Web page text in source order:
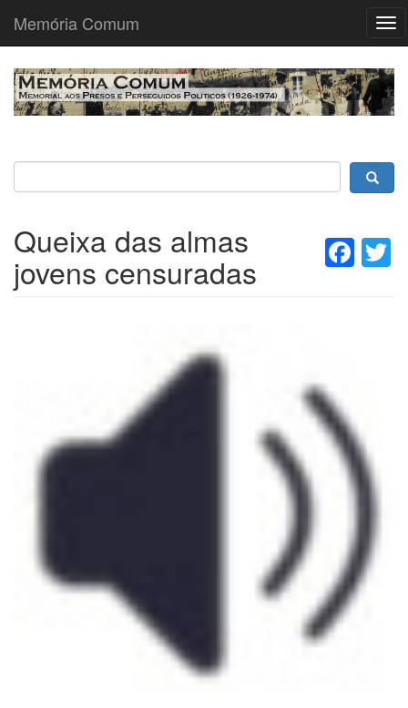
Passar
para
Memória Comum
Queixa das almas
jovens censuradas